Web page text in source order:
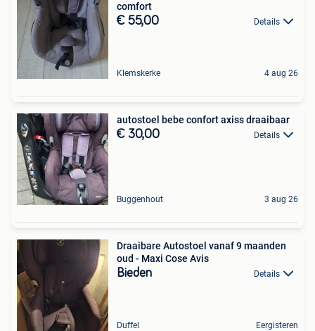
comfort
€ 55,00 Details
Klemskerke 4 aug 26
autostoel bebe confort axiss draaibaar
€ 30,00 Details
Buggenhout 3 aug 26
Draaibare Autostoel vanaf 9 maanden
oud - Maxi Cose Avis
Bieden Details
Duffel Eergisteren